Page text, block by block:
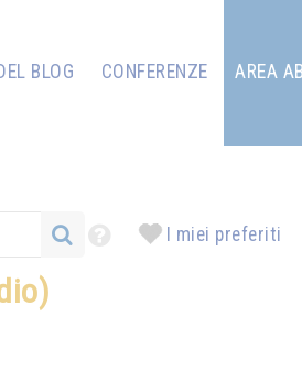
BLOG CONFERENZE AREA
I miei preferiti